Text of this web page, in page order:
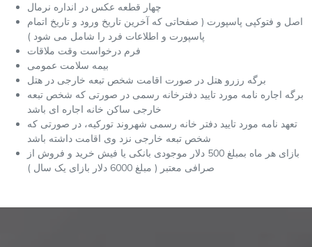
چهار قطعه عکس در انداره نرمال
اصل و فتوکپی پاسپورت ( صفحاتی که آخرین تاریخ ورود و تاریخ اتمام
پاسپورت و اطلاعات فرد را شامل می شود )
فرم درخواست وقت ملاقات
بیمه سلامت عمومی
برگه رزرو هتل در صورت اقامت شخص تبعه خارجی در هتل
برگه اجاره نامه مورد تایید دفترخانه رسمی در صورتی که شخص تبعه
خارجی ساکن خانه اجاره ای باشد
تعهد نامه مورد تایید دفتر خانه رسمی شهروند تورکیه، در صورتی که
شخص تبعه خارجی نزد وی اقامت داشته باشد
بازای هر ماه بمبلغ 500 دلار موجودی بانکی یا فیش خرید و فروش از
صرافی معتبر ( مبلغ 6000 دلار بازای یک سال )